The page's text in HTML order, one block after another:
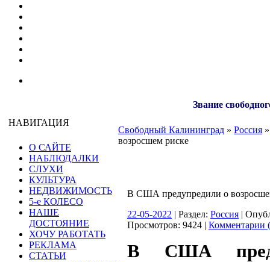
Звание
НАВИГАЦИЯ
О САЙТЕ
НАБЛЮДАЛКИ
СЛУХИ
КУЛЬТУРА
НЕДВИЖИМОСТЬ
5-е КОЛЕСО
НАШЕ
ДОСТОЯНИЕ
ХОЧУ РАБОТАТЬ
РЕКЛАМА
СТАТЬИ
Свободный Калининград » Россия
возросшем риске
В США предупредили о
22-05-2022 | Раздел: Россия |
Просмотров: 9424 | Комментарии
В США